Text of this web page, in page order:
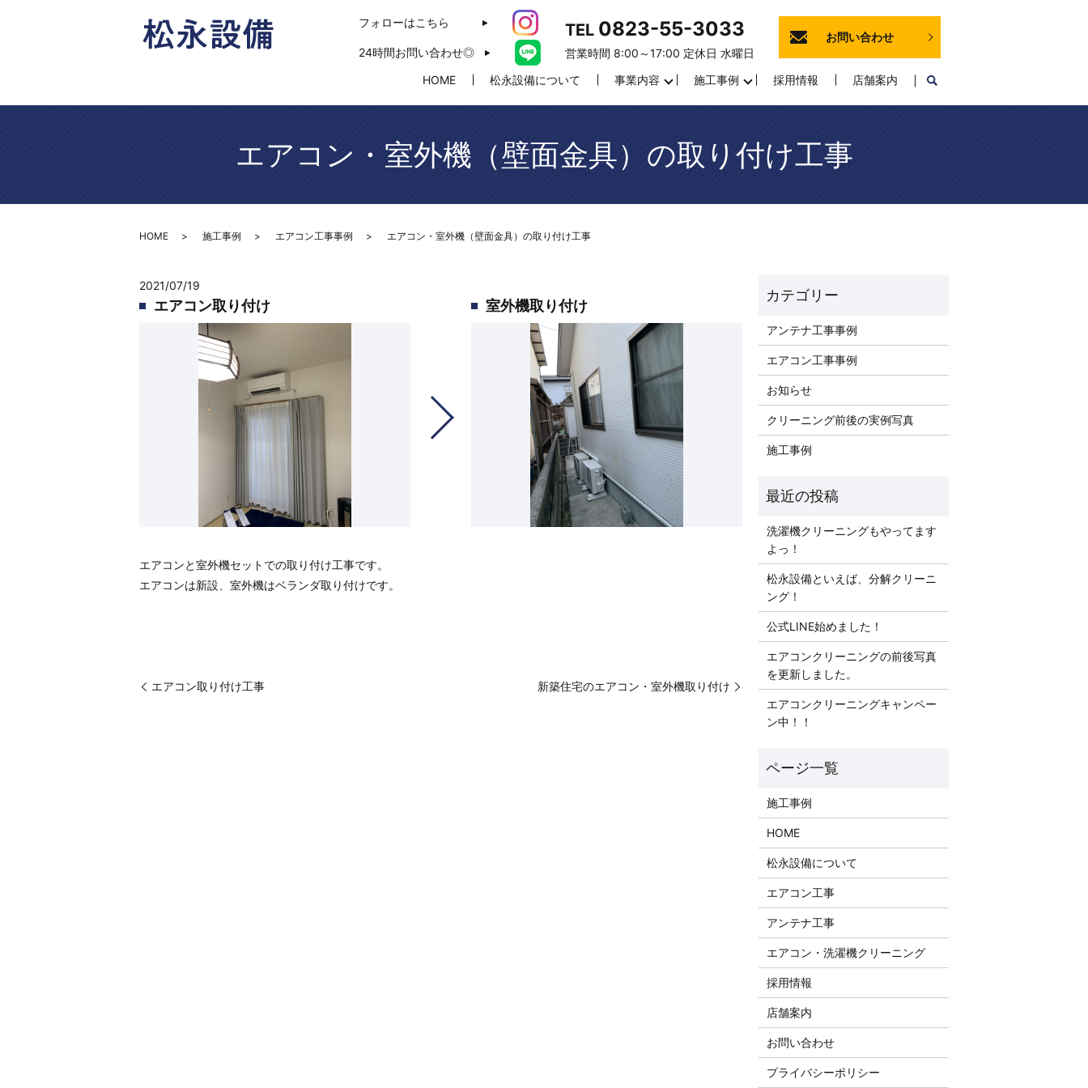
HOME 松永設備について 事業内容 施工事例 採用情報 店舗案内
フォローはこちら
24時間お問い合わせ◎
TEL 0823-55-3033
営業時間 8:00～17:00 定休日 水曜日
お問い合わせ
エアコン・室外機（壁面金具）の取り付け工事
HOME 施工事例 エアコン工事事例 エアコン・室外機（壁面金具）の取り付け工事
2021/07/19
エアコン取り付け 室外機取り付け
エアコンと室外機セットでの取り付け工事です。
エアコンは新設、室外機はベランダ取り付けです。
エアコン取り付け工事 新築住宅のエアコン・室外機取り付け
アンテナ工事事例
エアコン工事事例
お知らせ
クリーニング前後の実例写真
施工事例
洗濯機クリーニングもやってます
よっ！
松永設備といえば、分解クリーニ
ング！
公式LINE始めました！
エアコンクリーニングの前後写真
を更新しました。
エアコンクリーニングキャンペー
ン中！！
施工事例
HOME
松永設備について
エアコン工事
アンテナ工事
エアコン・洗濯機クリーニング
採用情報
店舗案内
お問い合わせ
プライバシーポリシー